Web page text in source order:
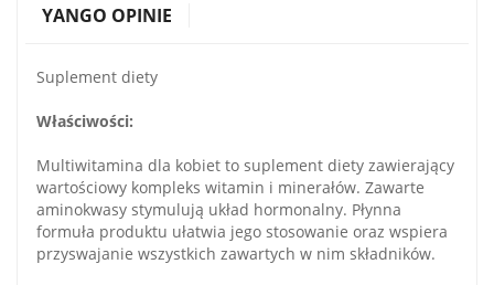
YANGO OPINIE
Suplement diety
Właściwości:
Multiwitamina dla kobiet to suplement diety zawierający
wartościowy kompleks witamin i minerałów. Zawarte
aminokwasy stymulują układ hormonalny. Płynna
formuła produktu ułatwia jego stosowanie oraz wspiera
przyswajanie wszystkich zawartych w nim składników.